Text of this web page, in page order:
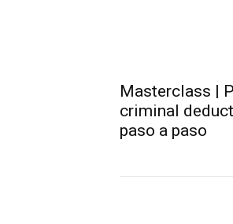
Masterclass |
criminal
paso a paso